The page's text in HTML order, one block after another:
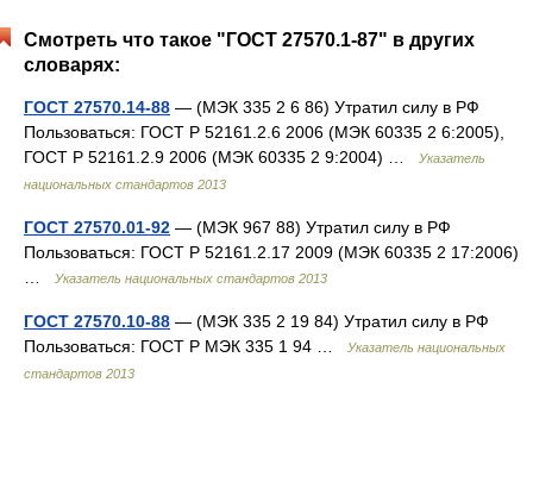
Смотреть что такое "ГОСТ 27570.1-87" в других
словарях:
ГОСТ 27570.14-88 — (МЭК 335 2 6 86) Утратил силу в РФ
Пользоваться: ГОСТ Р 52161.2.6 2006 (МЭК 60335 2 6:2005),
ГОСТ Р 52161.2.9 2006 (МЭК 60335 2 9:2004) …
Указатель
национальных стандартов 2013
ГОСТ 27570.01-92 — (МЭК 967 88) Утратил силу в РФ
Пользоваться: ГОСТ Р 52161.2.17 2009 (МЭК 60335 2 17:2006)
Указатель национальных стандартов 2013
ГОСТ 27570.10-88 — (МЭК 335 2 19 84) Утратил силу в РФ
Пользоваться: ГОСТ Р МЭК 335 1 94 …
Указатель национальных
стандартов 2013